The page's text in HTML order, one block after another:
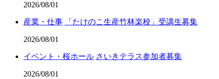
2026/08/01
産業・仕事 「たけのこ生産竹林楽校」受講生募集
2026/08/01
イベント・桜ホール さいきテラス参加者募集
2026/08/01